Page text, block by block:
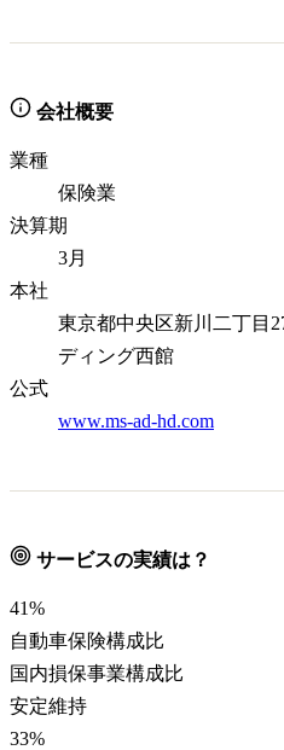
会社概要
業種
保険業
決算期
3月
本社
東京都中央区新川二丁目
ディング西館
公式
www.ms-ad-hd.com
サービスの実績は？
41%
自動車保険構成比
国内損保事業構成比
安定維持
33%